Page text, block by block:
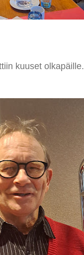
kuuset olkapäille.